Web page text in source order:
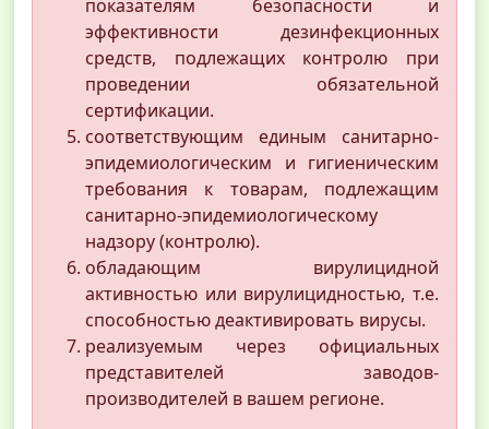
показателям безопасности и
эффективности дезинфекционных
средств, подлежащих контролю при
проведении обязательной
сертификации.
соответствующим единым санитарно-
эпидемиологическим и гигиеническим
требования к товарам, подлежащим
санитарно-эпидемиологическому
надзору (контролю).
обладающим вирулицидной
активностью или вирулицидностью, т.е.
способностью деактивировать вирусы.
реализуемым через официальных
представителей заводов-
производителей в вашем регионе.